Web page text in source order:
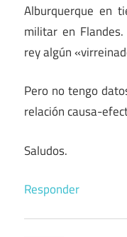
Alburquerque en
militar en
rey algún
Pero no tengo
relación causa-
Saludos.
Responder